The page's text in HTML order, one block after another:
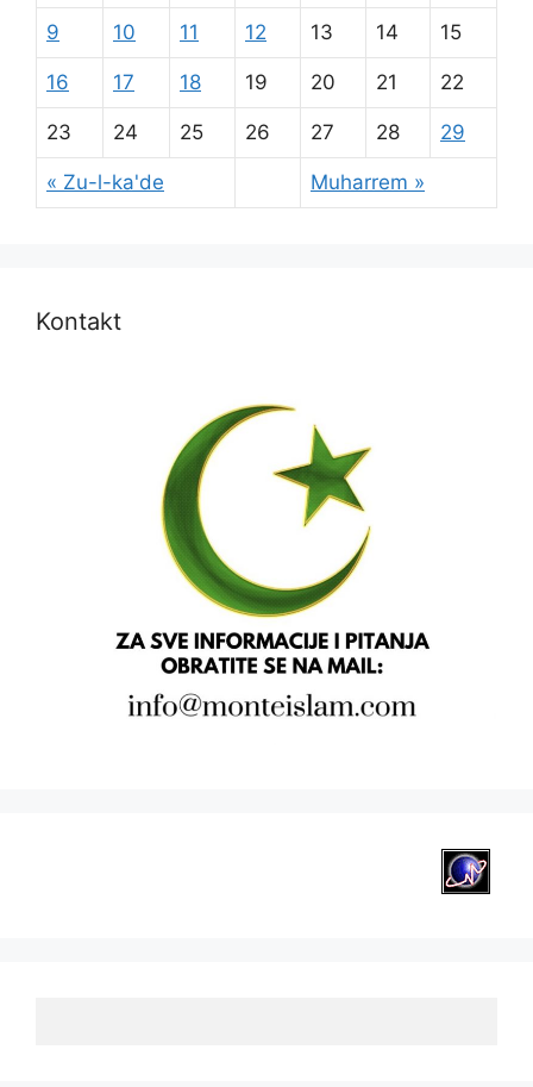
« Zu-l-ka'de Muharrem »
9 10 11 12 13 14 15
16 17 18 19 20 21 22
23 24 25 26 27 28 29
Kontakt